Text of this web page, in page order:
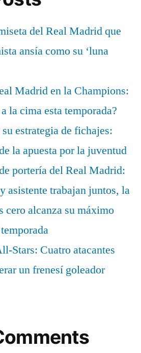
del Real Madrid que
ansía como su ‘luna
Madrid en la Champions:
la cima esta temporada?
estrategia de fichajes:
la apuesta por la juventud
portería del Real Madrid:
asistente trabajan juntos, la
cero alcanza su máximo
Stars: Cuatro atacantes
un frenesí goleador